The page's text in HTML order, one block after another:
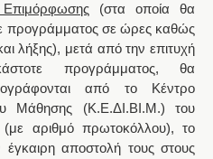
Επιμόρφωσης (στα οποία θα
προγράμματος σε ώρες καθώς
λήξης), μετά από την επιτυχή
προγράμματος, θα
από το Κέντρο
Μάθησης (Κ.Ε.ΔΙ.ΒΙ.Μ.) του
(με αριθμό πρωτοκόλλου), το
έγκαιρη αποστολή τους στους